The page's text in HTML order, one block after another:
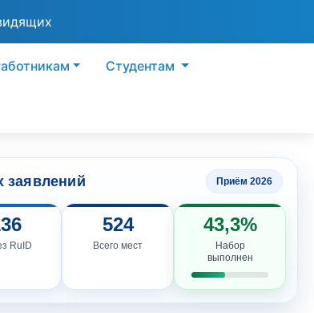
Студентам
заявлений Приём 2026
RuID
524
Всего мест
43,3%
Набор
выполнен